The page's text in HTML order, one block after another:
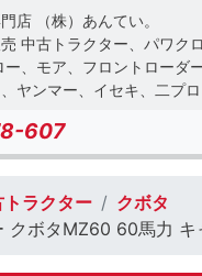
Skip
to
main
content
店 （株）あんてい。
中古トラクター、パワク
、モア、フロントローダー
ヤンマー、イセキ、二プロ
607
トラクター
クボタ
クボタMZ60 60馬力 キ